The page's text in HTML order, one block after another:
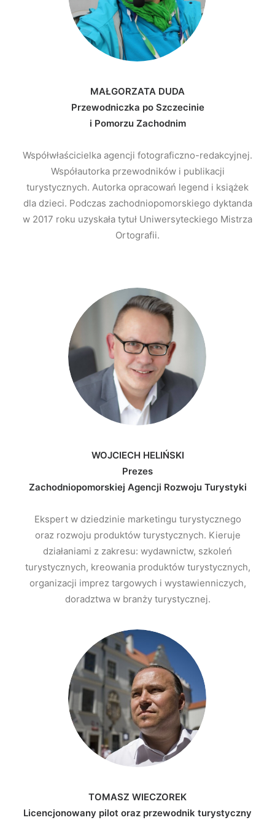
MAŁGORZATA DUDA
Przewodniczka po Szczecinie
i Pomorzu Zachodnim
Współwłaścicielka agencji fotograficzno-redakcyjnej.
Współautorka przewodników i publikacji
turystycznych. Autorka opracowań legend i książek
dla dzieci. Podczas zachodniopomorskiego dyktanda
w 2017 roku uzyskała tytuł Uniwersyteckiego Mistrza
Ortografii.
WOJCIECH HELIŃSKI
Prezes
Zachodniopomorskiej Agencji Rozwoju Turystyki
Ekspert w dziedzinie marketingu turystycznego
oraz rozwoju produktów turystycznych. Kieruje
działaniami z zakresu: wydawnictw, szkoleń
turystycznych, kreowania produktów turystycznych,
organizacji imprez targowych i wystawienniczych,
doradztwa w branży turystycznej.
TOMASZ WIECZOREK
Licencjonowany pilot oraz przewodnik turystyczny